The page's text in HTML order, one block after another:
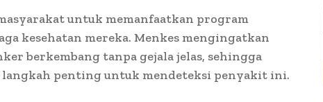
untuk memanfaatkan program
kesehatan mereka. Menkes mengingatkan
berkembang tanpa gejala jelas, sehingga
penting untuk mendeteksi penyakit ini.